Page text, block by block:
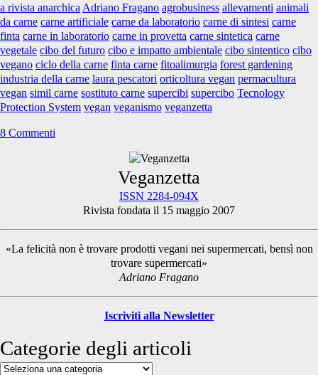
a rivista anarchica Adriano Fragano agrobusiness allevamenti animali
da carne carne artificiale carne da laboratorio carne di sintesi carne
finta carne in laboratorio carne in provetta carne sintetica carne
vegetale cibo del futuro cibo e impatto ambientale cibo sintentico cibo
vegano ciclo della carne finta carne fitoalimurgia forest gardening
industria della carne laura pescatori orticoltura vegan permacultura
vegan simil carne sostituto carne supercibi supercibo Tecnology
Protection System vegan veganismo veganzetta
8 Commenti
Sidebar
Veganzetta
ISSN 2284-094X
Rivista fondata il 15 maggio 2007
«La felicità non è trovare prodotti vegani nei supermercati, bensì non
trovare supermercati»
Adriano Fragano
Iscriviti alla Newsletter
Categorie degli articoli
Categorie